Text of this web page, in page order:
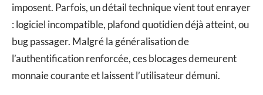
imposent. Parfois, un détail technique vient tout enrayer
: logiciel incompatible, plafond quotidien déjà atteint, ou
bug passager. Malgré la généralisation de
l’authentification renforcée, ces blocages demeurent
monnaie courante et laissent l’utilisateur démuni.